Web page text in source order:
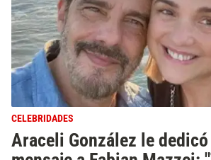
CELEBRIDADES
Araceli González le